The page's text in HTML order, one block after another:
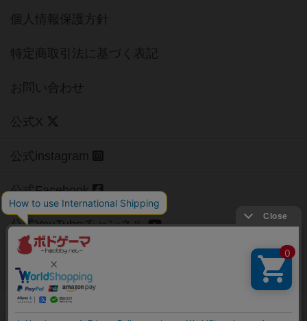
個人情報保護方針
特定商取引法に基づく表記
お問い合わせ
公式X
公式instagram
公式Facebook
公式YouTubeチャンネル